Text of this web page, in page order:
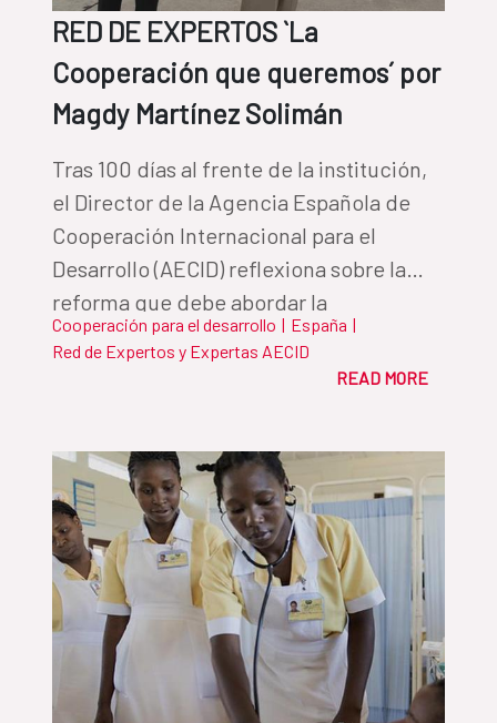
RED DE EXPERTOS `La
Cooperación que queremos´ por
Magdy Martínez Solimán
Tras 100 días al frente de la institución,
el Director de la Agencia Española de
Cooperación Internacional para el
Desarrollo (AECID) reflexiona sobre la
reforma que debe abordar la
Cooperación Española, y la Agencia
como su organismo de referencia.
mandato
Cooperación para el desarrollo | España |
Red de Expertos y Expertas AECID
READ MORE